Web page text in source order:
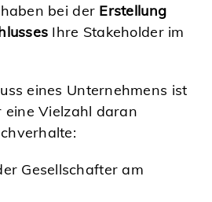
bei der Erstellung
Ihre Stakeholder im
eines Unternehmens ist
eine Vielzahl daran
Gesellschafter am